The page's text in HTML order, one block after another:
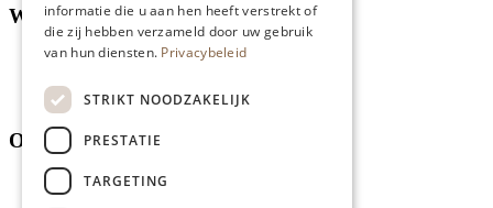
Winkel
Aanbiedingen en acties
Thema's
Over ons
Wie zijn wij?
informatie die u aan hen heeft verstrekt of
die zij hebben verzameld door uw gebruik
van hun diensten. Privacybeleid
STRIKT NOODZAKELIJK
PRESTATIE
TARGETING